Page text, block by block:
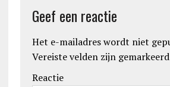
Geef een reactie
Het e-mailadres wordt niet
Vereiste velden zijn
Reactie